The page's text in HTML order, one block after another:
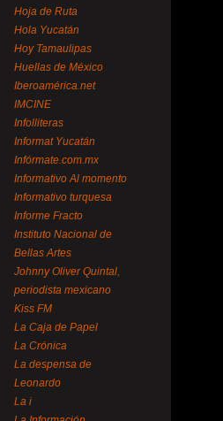
Hoja de Ruta
Hola Yucatán
Hoy Tamaulipas
Huellas de México
Iberoamérica.net
IMCINE
Infolliteras
Informat Yucatán
Infórmate.com.mx
Informativo Al momento
Informativo turquesa
Informe Fracto
Instituto Nacional de
Bellas Artes
Johnny Oliver Quintal,
periodista mexicano
Kiss FM
La Caja de Papel
La Crónica
La despensa de
Leonardo
La i